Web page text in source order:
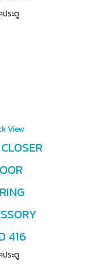
ประตู
View
416
ประตู